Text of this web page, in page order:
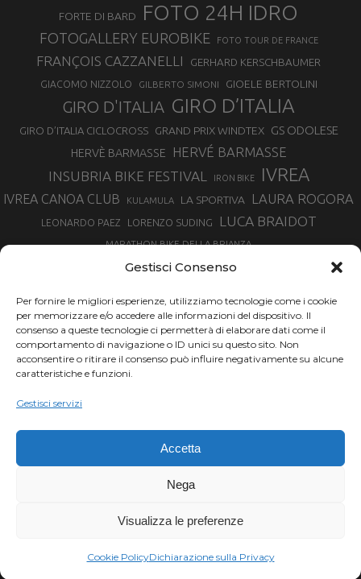
Gestisci Consenso
Per fornire le migliori esperienze, utilizziamo tecnologie come i cookie
per memorizzare e/o accedere alle informazioni del dispositivo. Il
consenso a queste tecnologie ci permetterà di elaborare dati come il
comportamento di navigazione o ID unici su questo sito. Non
acconsentire o ritirare il consenso può influire negativamente su alcune
caratteristiche e funzioni.
Gestisci servizi
Accetta
Nega
Visualizza le preferenze
Cookie PolicyDichiarazione sulla Privacy
FORTE DI BARD FOTO 24H IDRO
FOTOGALLERY EUROBIKE FOTO TOUR DE FRANCE
FRANÇOIS CAZZANELLI GERHARD KERSCHBAUMER
GIACOMO NIZZOLO GILBERTO SIMONI GIOELE BERTOLINI
GIRO D'ITALIA GIRO D’ITALIA
GIRO D’ITALIA CICLOCROSS GRAND PRIX WINDTEX GS ODOLESE
HERVÈ BARMASSE
HERVÉ BARMASSE
INSUBRIA BIKE FESTIVAL
IRON BIKE IVREA
IVREA CANOA CLUB KULAMULA LA SPORTIVA LAURA ROGORA
LEONARDO PAEZ LORENZO SUDING LUCA BRAIDOT
MARATHON BIKE DELLA BRIANZA
MARCO AURELIO FONTANA
MARTINO FRUET MATHIEU VAN DER POEL MATTEO TRENTIN MIKE FELDERER
MIRKO CELESTINO NIBALI
NINO SCHURTER
PARCO NAZIONALE GRAN PARADISO
PROMENADO BIKE
SIMONE MORO
TOUR DE FRANCE
VINCENZO NIBALI
Chi siamo | Termini d'uso | Privacy |